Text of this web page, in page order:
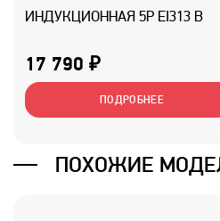
ИНДУКЦИОННАЯ 5P EI313 B
17 790 ₽
ПОДРОБНЕЕ
ПОХОЖИЕ